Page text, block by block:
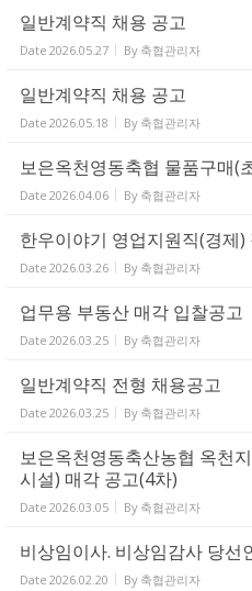
일반계약직 채용 공고
Date 2026.05.27 By 축협관리자
일반계약직 채용 공고
Date 2026.05.18 By 축협관리자
보은옥천영동축협 물품구매(
Date 2026.04.06 By 축협관리자
한우이야기 영업지원직(경제
Date 2026.03.26 By 축협관리자
업무용 부동산 매각 입찰공고
Date 2026.03.25 By 축협관리자
일반계약직 전형 채용공고
Date 2026.03.25 By 축협관리자
보은옥천영동축산농협 옥천
시설) 매각 공고(4차)
Date 2026.03.05 By 축협관리자
비상임이사. 비상임감사 당선
Date 2026.02.20 By 축협관리자